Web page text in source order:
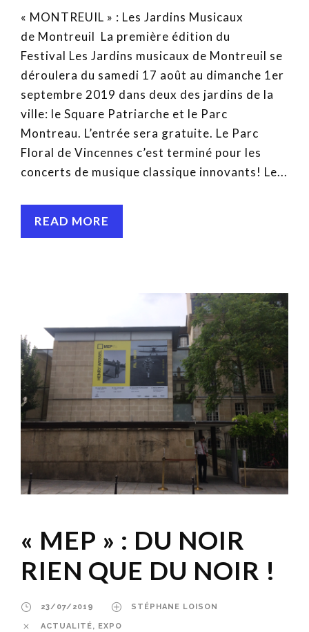
« MONTREUIL » : Les Jardins Musicaux
de Montreuil La première édition du
Festival Les Jardins musicaux de Montreuil se
déroulera du samedi 17 août au dimanche 1er
septembre 2019 dans deux des jardins de la
ville: le Square Patriarche et le Parc
Montreau. L’entrée sera gratuite. Le Parc
Floral de Vincennes c’est terminé pour les
concerts de musique classique innovants! Le...
READ MORE
« MEP » : DU NOIR
RIEN QUE DU NOIR !
23/07/2019 STÉPHANE LOISON
ACTUALITÉ, EXPO